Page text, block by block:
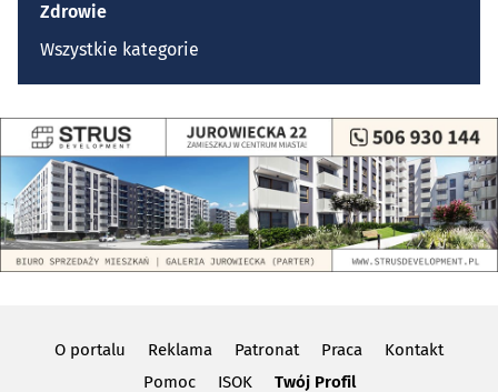
Zdrowie
Wszystkie kategorie
O portalu Reklama Patronat Praca
Kontakt
Pomoc
ISOK Twój Profil